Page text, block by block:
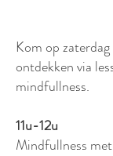
Kom op
ontdekken via
mindfullness.
11u-12u
Mindfullness